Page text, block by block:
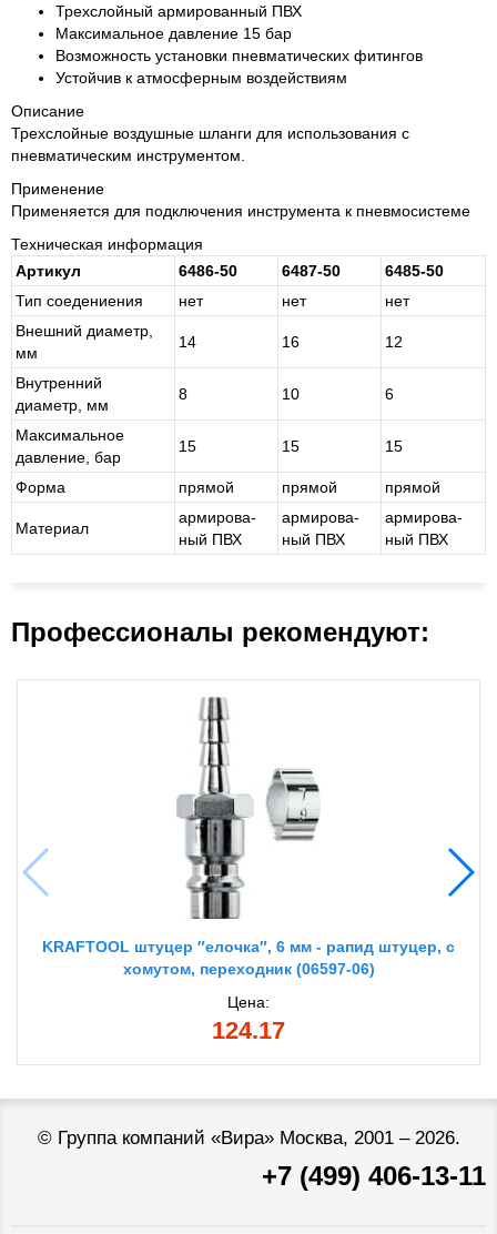
Трехслойный армированный ПВХ
Максимальное давление 15 бар
Возможность установки пневматических фитингов
Устойчив к атмосферным воздействиям
Описание
Трехслойные воздушные шланги для использования с
пневматическим инструментом.
Применение
Применяется для подключения инструмента к пневмосистеме
Техническая информация
Артикул
6486-50 6487-50
6485-50
Тип соедениения
нет нет
нет
Внешний диаметр,
мм
14 16 12
Внутренний
диаметр, мм
8 10 6
Максимальное
давление, бар
15 15 15
Форма пря­мой пря­мой пря­мой
Материал
ар­ми­ро­ва­
ный ПВХ
ар­ми­ро­ва­
ный ПВХ
ар­ми­ро­ва­
ный ПВХ
Профессионалы рекомендуют:
KRAFTOOL штуцер ″елочка″, 6 мм - рапид штуцер, с
хомутом, переходник (06597-06)
Цена:
124.17
© Группа компаний «Вира»Москва, 2001 – 2026.
+7 (499) 406-13-11